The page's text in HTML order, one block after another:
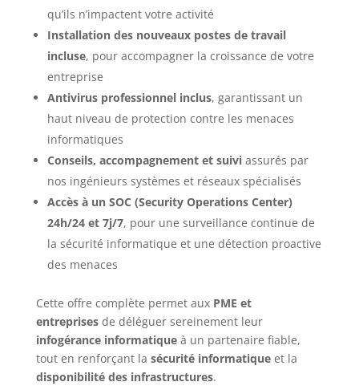
qu’ils n’impactent votre activité
Installation des nouveaux postes de travail
incluse, pour accompagner la croissance de votre
entreprise
Antivirus professionnel inclus, garantissant un
haut niveau de protection contre les menaces
informatiques
Conseils, accompagnement et suiviassurés par
nos ingénieurs systèmes et réseaux spécialisés
Accès à un SOC (Security Operations Center)
24h/24 et 7j/7, pour une surveillance continue de
la sécurité informatique et une détection proactive
des menaces
Cette offre complète permet aux PME et
entreprisesde déléguer sereinement leur
infogérance informatiqueà un partenaire fiable,
tout en renforçant la sécurité informatiqueet la
disponibilité des infrastructures.